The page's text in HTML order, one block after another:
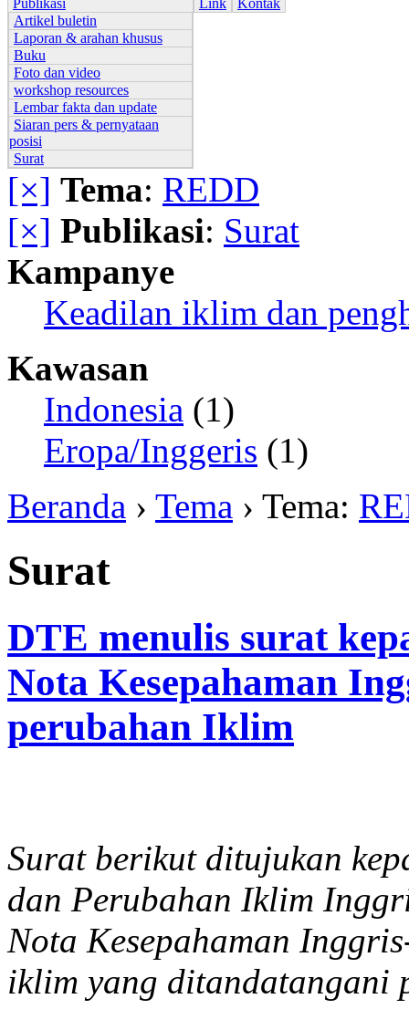
Publikasi
Artikel buletin
Laporan & arahan khusus
Buku
Foto dan video
workshop resources
Lembar fakta dan update
Siaran pers & pernyataan
posisi
Surat
Link Kontak
[×] Tema: REDD
[×] Publikasi: Surat
Kampanye
Keadilan iklim dan
Kawasan
Indonesia (1)
Eropa/Inggeris (1)
Beranda › Tema › Tema:
Surat
DTE menulis surat
Nota Kesepahaman
perubahan Iklim
Surat berikut ditujukan
dan Perubahan Iklim
Nota Kesepahaman
iklim yang ditandatangani